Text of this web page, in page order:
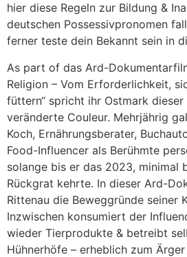
hier diese Regeln zur Bildung &
deutschen Possessivpronomen
ferner teste dein Bekannt sein in
As part of das Ard-
Religion – Vom Erforderlichkeit,
füttern“ spricht ihr Ostmark
veränderte Couleur. Mehrjährig
Koch, Ernährungsberater,
Food-Influencer als Berühmte
solange bis er das 2023, minimal
Rückgrat kehrte. In dieser Ard-
Rittenau die Beweggründe seiner
Inzwischen konsumiert der
wieder Tierprodukte & betreibt
Hühnerhöfe – erheblich zum